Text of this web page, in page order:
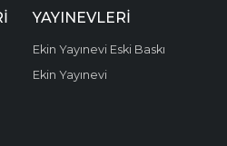
YAYINEVLERI
Ekin Yayınevi Eski Baskı
Ekin Yayınevi